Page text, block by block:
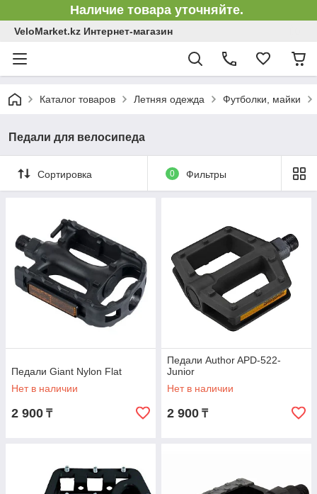
Наличие товара уточняйте.
VeloMarket.kz Интернет-магазин
Каталог товаров Летняя одежда Футболки, майки
Педали для велосипеда
Сортировка 0 Фильтры
Педали Giant Nylon Flat
Нет в наличии
2 900 ₸
Педали Author APD-522-
Junior
Нет в наличии
2 900 ₸